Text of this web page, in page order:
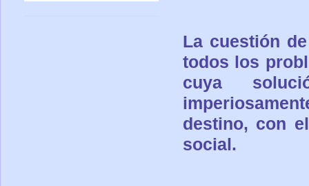
La cuestión
todos los
cuya
destino, con
social.